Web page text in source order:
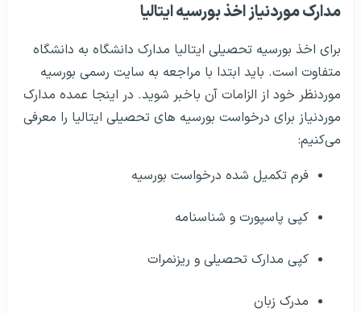
مدارک موردنیاز اخذ بورسیه ایتالیا
برای اخذ بورسیه تحصیلی ایتالیا مدارک دانشگاه به دانشگاه
متفاوت است. باید ابتدا با مراجعه به سایت رسمی بورسیه
موردنظر خود از الزامات آن باخبر شوید. در اینجا عمده مدارک
موردنیاز برای درخواست بورسیه های تحصیلی ایتالیا را معرفی
می‌کنیم:
فرم تکمیل شده درخواست بورسیه
کپی پاسپورت و شناسنامه
کپی مدارک تحصیلی و ریزنمرات
مدرک زبان